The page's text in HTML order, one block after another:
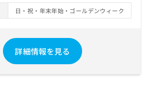
日・祝・年末年始・ゴールデンウィーク
詳細情報を見る